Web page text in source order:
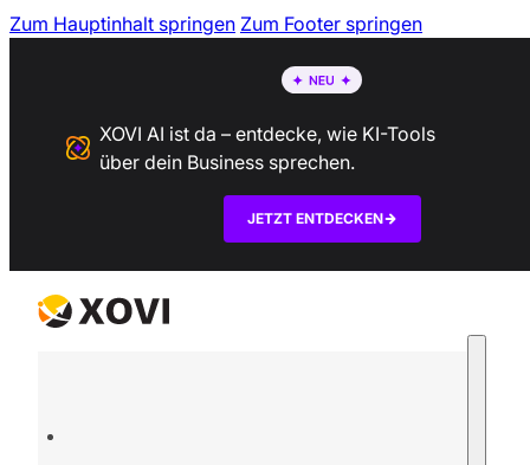
Zum Hauptinhalt springen Zum Footer springen
XOVI AI ist da – entdecke, wie KI-Tools
über dein Business sprechen.
JETZT ENTDECKEN